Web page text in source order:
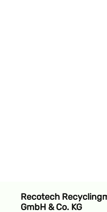
Recotech
GmbH & Co. KG